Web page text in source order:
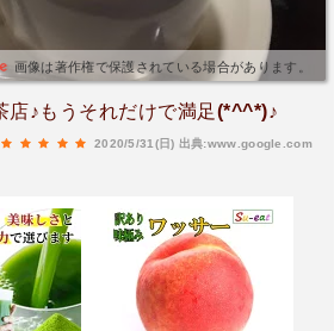
画像は著作権で保護されている場合があります。
店♪もうそれだけで満足(*^^*)♪
2020/5/31(日) 出典:www.google.com